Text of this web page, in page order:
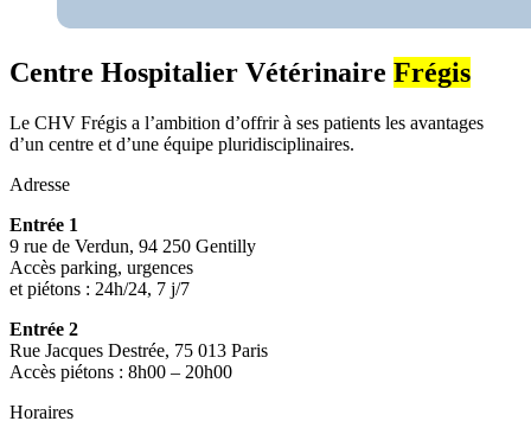
Centre Hospitalier Vétérinaire Frégis
Le CHV Frégis a l’ambition d’offrir à ses patients les avantages
d’un centre et d’une équipe pluridisciplinaires.
Adresse
Entrée 1
9 rue de Verdun, 94 250 Gentilly
Accès parking, urgences
et piétons : 24h/24, 7 j/7
Entrée 2
Rue Jacques Destrée, 75 013 Paris
Accès piétons : 8h00 – 20h00
Horaires